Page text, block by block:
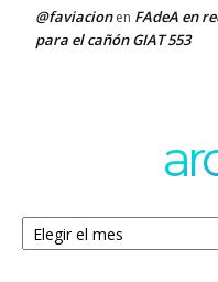
@faviacionen FAdeA en
para el cañón GIAT 553
Archivos